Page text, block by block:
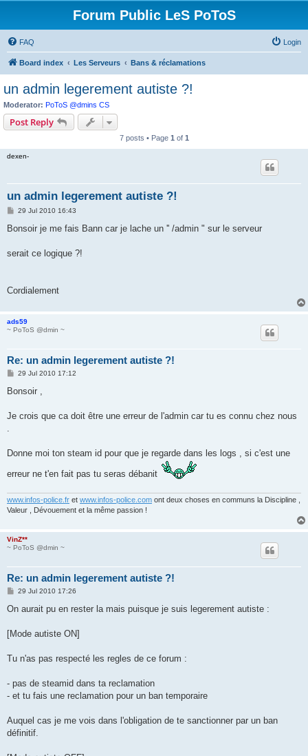
Forum Public LeS PoToS
FAQ Login
Board index Les Serveurs Bans & réclamations
un admin legerement autiste ?!
Moderator: PoToS @dmins CS
Post Reply
7 posts • Page 1 of 1
dexen-
un admin legerement autiste ?!
P
s
29 Jul 2010 16:43
Bonsoir je me fais Bann car je lache un '' /admin " sur le serveur
serait ce logique ?!
Cordialement
ads59
~ PoToS @dmin ~
Re: un admin legerement autiste ?!
P
s
29 Jul 2010 17:12
Bonsoir ,
Je crois que ca doit être une erreur de l'admin car tu es connu chez nous
.
Donne moi ton steam id pour que je regarde dans les logs , si c'est une
erreur ne t'en fait pas tu seras débanit
www.infos-police.fr et www.infos-police.com ont deux choses en communs la Discipline ,
Valeur , Dévouement et la même passion !
VinZ**
~ PoToS @dmin ~
Re: un admin legerement autiste ?!
P
s
29 Jul 2010 17:26
On aurait pu en rester la mais puisque je suis legerement autiste :
[Mode autiste ON]
Tu n'as pas respecté les regles de ce forum :
- pas de steamid dans ta reclamation
- et tu fais une reclamation pour un ban temporaire
Auquel cas je me vois dans l'obligation de te sanctionner par un ban
définitif.